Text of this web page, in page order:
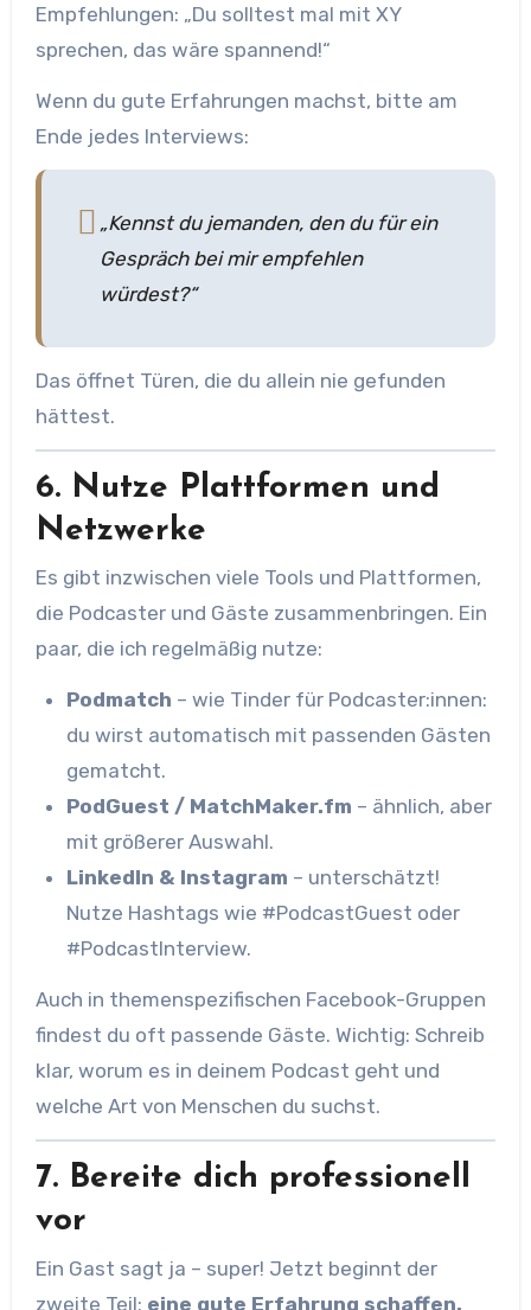
Empfehlungen: „Du solltest mal mit XY
sprechen, das wäre spannend!“
Wenn du gute Erfahrungen machst, bitte am
Ende jedes Interviews:
„Kennst du jemanden, den du für ein
Gespräch bei mir empfehlen
würdest?“
Das öffnet Türen, die du allein nie gefunden
hättest.
6. Nutze Plattformen und
Netzwerke
Es gibt inzwischen viele Tools und Plattformen,
die Podcaster und Gäste zusammenbringen. Ein
paar, die ich regelmäßig nutze:
Podmatch – wie Tinder für Podcaster:innen:
du wirst automatisch mit passenden Gästen
gematcht.
PodGuest / MatchMaker.fm – ähnlich, aber
mit größerer Auswahl.
LinkedIn & Instagram – unterschätzt!
Nutze Hashtags wie #PodcastGuest oder
#PodcastInterview.
Auch in themenspezifischen Facebook-Gruppen
findest du oft passende Gäste. Wichtig: Schreib
klar, worum es in deinem Podcast geht und
welche Art von Menschen du suchst.
7. Bereite dich professionell
vor
Ein Gast sagt ja – super! Jetzt beginnt der
zweite Teil: eine gute Erfahrung schaffen.